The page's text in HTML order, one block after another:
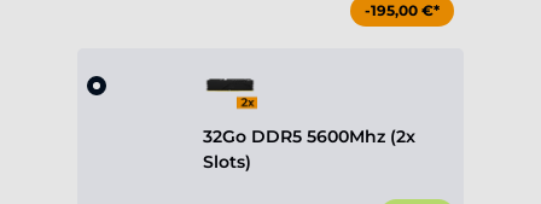
-195,00 €*
32Go DDR5 5600Mhz (2x
Slots)